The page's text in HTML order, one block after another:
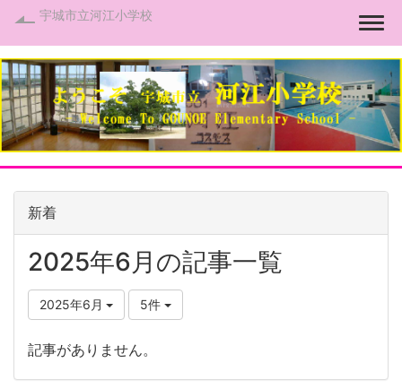
宇城市立河江小学校
新着
2025年6月の記事一覧
2025年6月 5件
記事がありません。